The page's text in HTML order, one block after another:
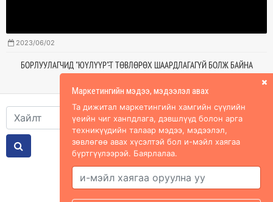
2023/06/02
БОРЛУУЛАГЧИД "ЮҮЛҮҮР"-Т ТӨВЛӨРӨХ ШААРДЛАГАГҮЙ БОЛЖ БАЙНА
Маркетингийн мэдээ, мэдээлэл авах
Та дижитал маркетингийн хамгийн сүүлийн
үеийн чиг ханпдлага, дэвшлүүд болон арга
техникүүдийн талаар мэдээ, мэдээлэл,
зөвлөгөө авах хүсэлтэй бол и-мэйл хаягаа
бүртгүүлээрэй. Баярлалаа.